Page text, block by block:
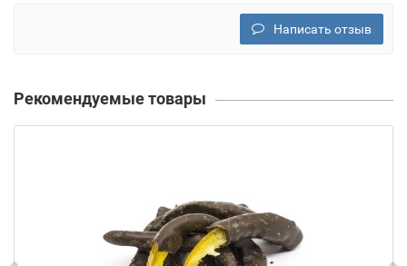
Написать отзыв
Рекомендуемые товары